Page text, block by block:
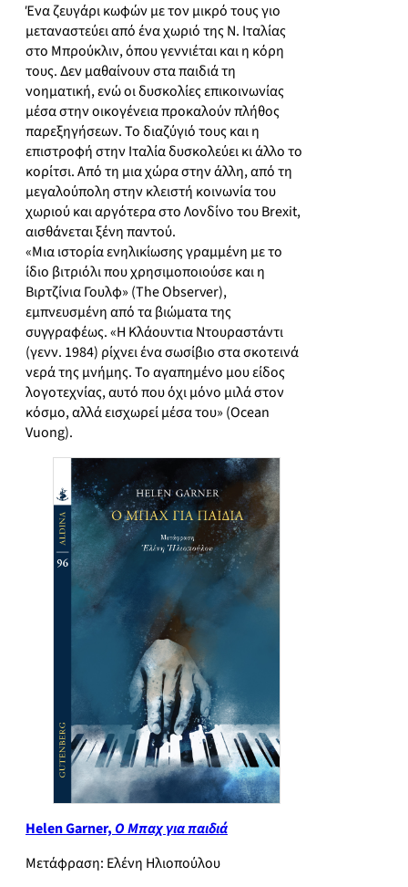
Ένα ζευγάρι κωφών με τον μικρό τους γιο
μεταναστεύει από ένα χωριό της Ν. Ιταλίας
στο Μπρούκλιν, όπου γεννιέται και η κόρη
τους. Δεν μαθαίνουν στα παιδιά τη
νοηματική, ενώ οι δυσκολίες επικοινωνίας
μέσα στην οικογένεια προκαλούν πλήθος
παρεξηγήσεων. Το διαζύγιό τους και η
επιστροφή στην Ιταλία δυσκολεύει κι άλλο το
κορίτσι. Από τη μια χώρα στην άλλη, από τη
μεγαλούπολη στην κλειστή κοινωνία του
χωριού και αργότερα στο Λονδίνο του Brexit,
αισθάνεται ξένη παντού.
«Μια ιστορία ενηλικίωσης γραμμένη με το
ίδιο βιτριόλι που χρησιμοποιούσε και η
Βιρτζίνια Γουλϕ» (The Observer),
εμπνευσμένη από τα βιώματα της
συγγραφέως. «Η Κλάουντια Ντουραστάντι
(γενν. 1984) ρίχνει ένα σωσίβιο στα σκοτεινά
νερά της μνήμης. Το αγαπημένο μου είδος
λογοτεχνίας, αυτό που όχι μόνο μιλά στον
κόσμο, αλλά εισχωρεί μέσα του» (Ocean
Vuong).
Helen Garner, Ο Μπαχ για παιδιά
Μετάφραση: Ελένη Ηλιοπούλου